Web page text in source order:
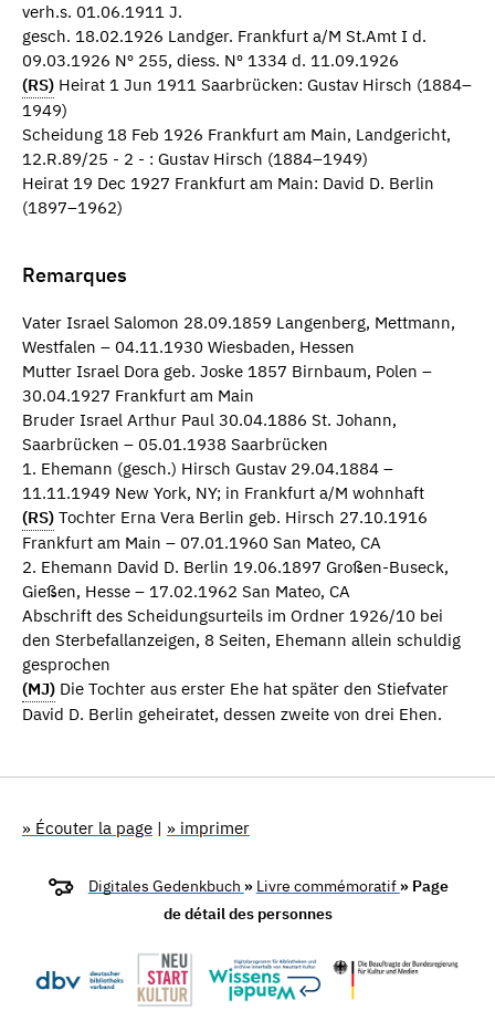
verh.s. 01.06.1911 J.
gesch. 18.02.1926 Landger. Frankfurt a/M St.Amt I d.
09.03.1926 Nº 255, diess. Nº 1334 d. 11.09.1926
(RS) Heirat 1 Jun 1911 Saarbrücken: Gustav Hirsch (1884–
1949)
Scheidung 18 Feb 1926 Frankfurt am Main, Landgericht,
12.R.89/25 - 2 - : Gustav Hirsch (1884–1949)
Heirat 19 Dec 1927 Frankfurt am Main: David D. Berlin
(1897–1962)
Remarques
Vater Israel Salomon 28.09.1859 Langenberg, Mettmann,
Westfalen – 04.11.1930 Wiesbaden, Hessen
Mutter Israel Dora geb. Joske 1857 Birnbaum, Polen –
30.04.1927 Frankfurt am Main
Bruder Israel Arthur Paul 30.04.1886 St. Johann,
Saarbrücken – 05.01.1938 Saarbrücken
1. Ehemann (gesch.) Hirsch Gustav 29.04.1884 –
11.11.1949 New York, NY; in Frankfurt a/M wohnhaft
(RS) Tochter Erna Vera Berlin geb. Hirsch 27.10.1916
Frankfurt am Main – 07.01.1960 San Mateo, CA
2. Ehemann David D. Berlin 19.06.1897 Großen-Buseck,
Gießen, Hesse – 17.02.1962 San Mateo, CA
Abschrift des Scheidungsurteils im Ordner 1926/10 bei
den Sterbefallanzeigen, 8 Seiten, Ehemann allein schuldig
gesprochen
(MJ) Die Tochter aus erster Ehe hat später den Stiefvater
David D. Berlin geheiratet, dessen zweite von drei Ehen.
» Écouter la page | » imprimer
Digitales Gedenkbuch » Livre commémoratif » Page
de détail des personnes